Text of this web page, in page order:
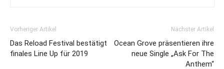
Vorheriger Artikel
Das Reload Festival bestätigt
finales Line Up für 2019
Nächster Artikel
Ocean Grove präsentieren ihre
neue Single „Ask For The
Anthem“